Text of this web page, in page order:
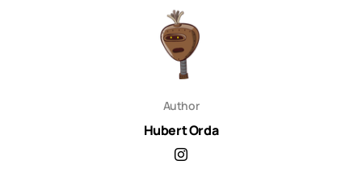
Author
Hubert Orda